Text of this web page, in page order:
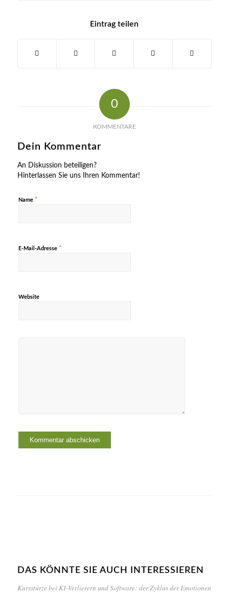
Eintrag teilen
0
KOMMENTARE
Dein Kommentar
An Diskussion beteiligen?
Hinterlassen Sie uns Ihren Kommentar!
Name *
E-Mail-Adresse *
Website
DAS KÖNNTE SIE AUCH INTERESSIEREN
Kursstürze bei KI-Verlierern und Software: der Zyklus der Emotionen